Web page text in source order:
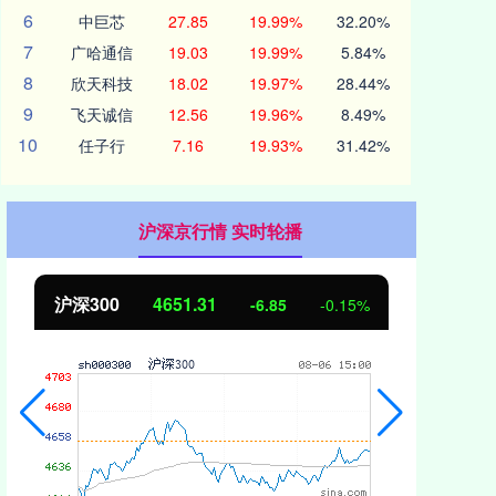
6 中巨芯 27.85 19.99% 32.20%
7 广哈通信 19.03 19.99% 5.84%
8 欣天科技 18.02 19.97% 28.44%
9 飞天诚信 12.56 19.96% 8.49%
10 任子行 7.16 19.93% 31.42%
沪深京行情 实时轮播
北证50 1122.88 3.42